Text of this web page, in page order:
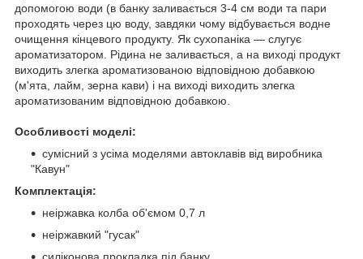
допомогою води (в банку заливається 3-4 см води та пари
проходять через цю воду, завдяки чому відбувається водне
очищення кінцевого продукту. Як сухопаніка — слугує
ароматизатором. Рідина не заливається, а на виході продукт
виходить злегка ароматизованою відповідною добавкою
(м'ята, лайм, зерна кави) і на виході виходить злегка
ароматизованим відповідною добавкою.
Особливості моделі:
сумісний з усіма моделями автоклавів від виробника
"Кавун"
Комплектація:
неіржавка колба об'ємом 0,7 л
неіржавкий "гусак"
силіконова прокладка під банку